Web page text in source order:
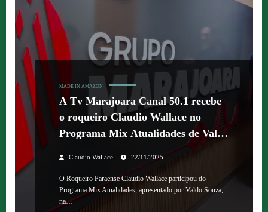
MADE IN AMAZON
A Tv Marajoara Canal 50.1 recebe
o roqueiro Claudio Wallace no
Programa Mix Atualidades de Valdo
Claudio Wallace 22/11/2025
O Roqueiro Paraense Claudio Wallace participou do
Programa Mix Atualidades, apresentado por Valdo Souza,
na…